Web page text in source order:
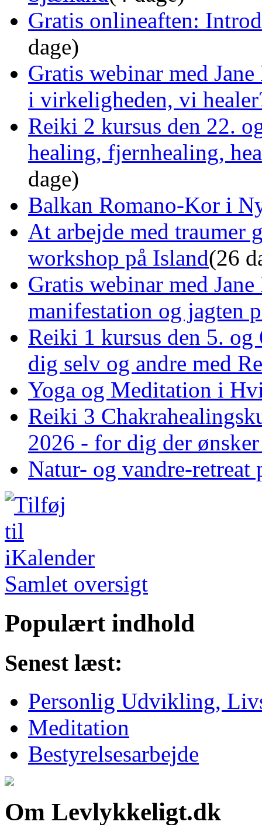
Gratis onlineaften:
dage)
Gratis webinar med
i virkeligheden, vi
Reiki 2 kursus den 22.
healing, fjernhealing,
dage)
Balkan Romano-Kor i
At arbejde med traumer
workshop på Island(26
Gratis webinar med
manifestation og jagten
Reiki 1 kursus den 5.
dig selv og andre med
Yoga og Meditation i
Reiki 3
2026 - for dig der
Natur- og vandre-retreat
Samlet oversigt
Populært indhold
Senest læst:
Personlig Udvikling,
Meditation
Bestyrelsesarbejde
Om Levlykkeligt.dk